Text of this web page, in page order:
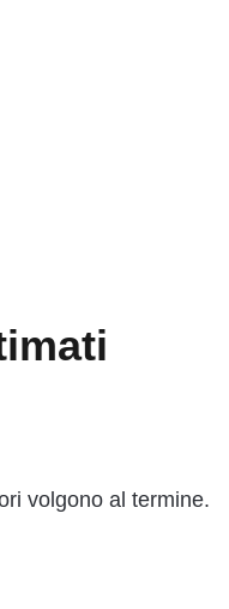
volgono al termine.